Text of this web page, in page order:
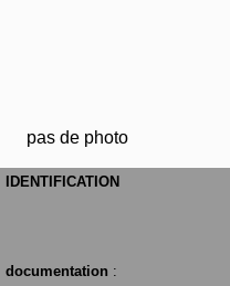
pas de photo
IDENTIFICATION
documentation :